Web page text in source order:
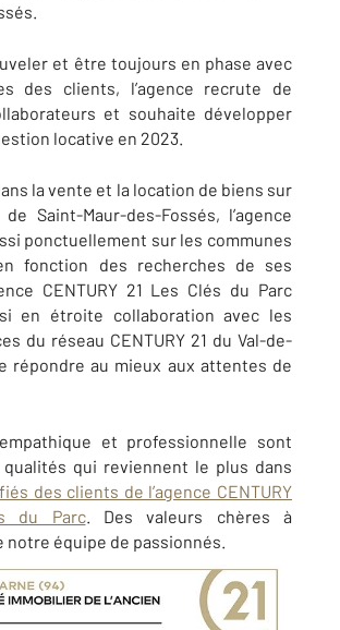
et être toujours en phase avec
des clients, l’agence recrute de
et souhaite développer
locative en 2023.
la vente et la location de biens sur
Saint-Maur-des-Fossés, l’agence
ponctuellement sur les communes
fonction des recherches de ses
CENTURY 21 Les Clés du Parc
en étroite collaboration avec les
du réseau CENTURY 21 du Val-de-
répondre au mieux aux attentes de
et professionnelle sont
qualités qui reviennent le plus dans
des clients de l’agence CENTURY
du Parc. Des valeurs chères à
notre équipe de passionnés.